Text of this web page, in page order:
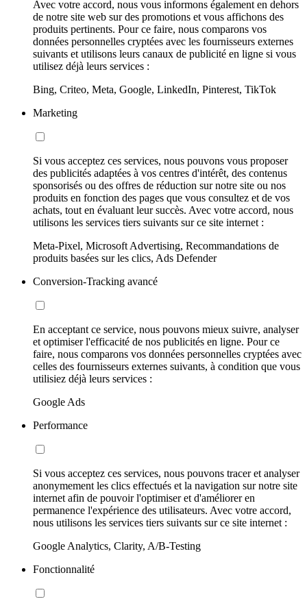
Avec votre accord, nous vous informons également en dehors
de notre site web sur des promotions et vous affichons des
produits pertinents. Pour ce faire, nous comparons vos
données personnelles cryptées avec les fournisseurs externes
suivants et utilisons leurs canaux de publicité en ligne si vous
utilisez déjà leurs services :
Bing, Criteo, Meta, Google, LinkedIn, Pinterest, TikTok
Marketing
Si vous acceptez ces services, nous pouvons vous proposer
des publicités adaptées à vos centres d'intérêt, des contenus
sponsorisés ou des offres de réduction sur notre site ou nos
produits en fonction des pages que vous consultez et de vos
achats, tout en évaluant leur succès. Avec votre accord, nous
utilisons les services tiers suivants sur ce site internet :
Meta-Pixel, Microsoft Advertising, Recommandations de
produits basées sur les clics, Ads Defender
Conversion-Tracking avancé
En acceptant ce service, nous pouvons mieux suivre, analyser
et optimiser l'efficacité de nos publicités en ligne. Pour ce
faire, nous comparons vos données personnelles cryptées avec
celles des fournisseurs externes suivants, à condition que vous
utilisiez déjà leurs services :
Google Ads
Performance
Si vous acceptez ces services, nous pouvons tracer et analyser
anonymement les clics effectués et la navigation sur notre site
internet afin de pouvoir l'optimiser et d'améliorer en
permanence l'expérience des utilisateurs. Avec votre accord,
nous utilisons les services tiers suivants sur ce site internet :
Google Analytics, Clarity, A/B-Testing
Fonctionnalité